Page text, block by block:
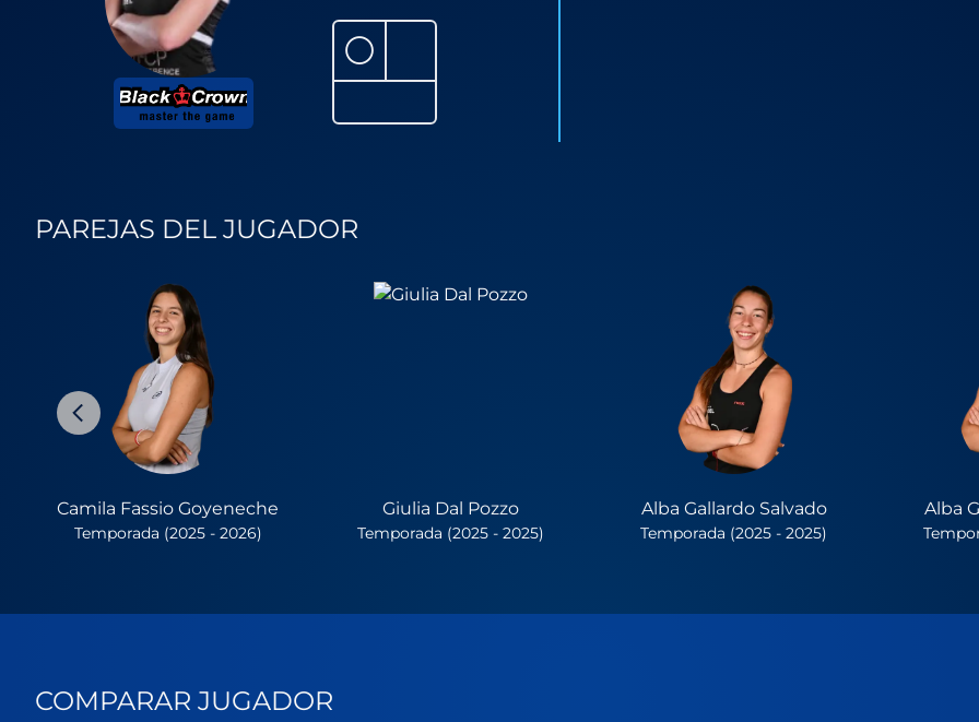
⚪
PAREJAS DEL JUGADOR
Camila Fassio Goyeneche
Temporada (2025 - 2026)
Giulia Dal Pozzo
Temporada (2025 - 2025)
Alba Gallardo Salvado
Temporada (2025 - 2025)
Alba
COMPARAR JUGADOR